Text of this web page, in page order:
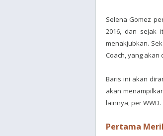
Selena Gomez
2016, dan sejak
menakjubkan.
Coach, yang akan
Baris ini akan
akan
lainnya, per WWD.
Pertama